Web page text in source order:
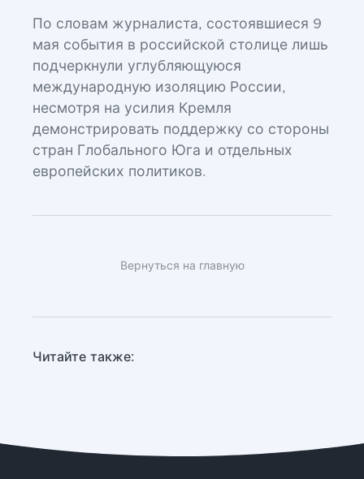
По словам журналиста, состоявшиеся 9
мая события в российской столице лишь
подчеркнули углубляющуюся
международную изоляцию России,
несмотря на усилия Кремля
демонстрировать поддержку со стороны
стран Глобального Юга и отдельных
европейских политиков.
Вернуться на главную
Читайте также: